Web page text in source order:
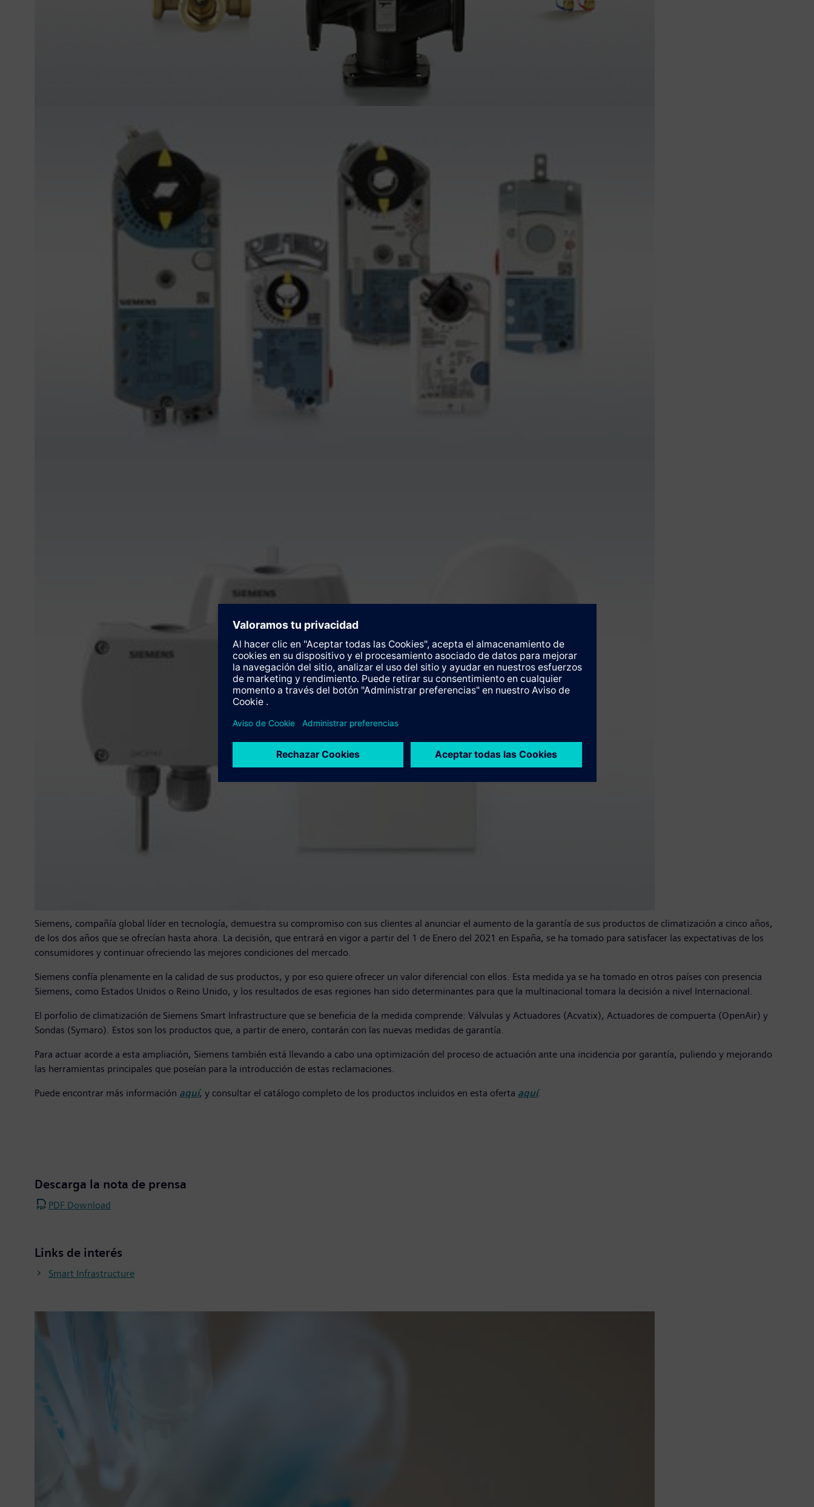
Siemens, compañía global líder en tecnología, demuestra su compromiso con sus clientes al anunciar el aumento de la garantía de sus productos de climatización a cinco años,
de los dos años que se ofrecían hasta ahora. La decisión, que entrará en vigor a partir del 1 de Enero del 2021 en España, se ha tomado para satisfacer las expectativas de los
consumidores y continuar ofreciendo las mejores condiciones del mercado.
Siemens confía plenamente en la calidad de sus productos, y por eso quiere ofrecer un valor diferencial con ellos. Esta medida ya se ha tomado en otros países con presencia
Siemens, como Estados Unidos o Reino Unido, y los resultados de esas regiones han sido determinantes para que la multinacional tomara la decisión a nivel Internacional.
El porfolio de climatización de Siemens Smart Infrastructure que se beneficia de la medida comprende: Válvulas y Actuadores (Acvatix), Actuadores de compuerta (OpenAir) y
Sondas (Symaro). Estos son los productos que, a partir de enero, contarán con las nuevas medidas de garantía.
Para actuar acorde a esta ampliación, Siemens también está llevando a cabo una optimización del proceso de actuación ante una incidencia por garantía, puliendo y mejorando
las herramientas principales que poseían para la introducción de estas reclamaciones.
Puede encontrar más información aquí, y consultar el catálogo completo de los productos incluidos en esta oferta aquí.
Descarga la nota de prensa
PDF Download
Links de interés
Smart Infrastructure